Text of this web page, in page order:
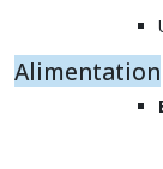
Alimentation